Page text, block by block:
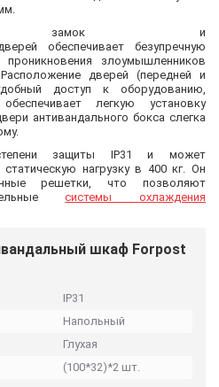
замок и
обеспечивает безупречную
злоумышленников
дверей (передней и
доступ к оборудованию,
легкую установку
антивандального бокса слегка
защиты IP31 и может
нагрузку в 400 кг. Он
решетки, что позволяют
системы охлаждения
шкаф Forpost
IP31
Напольный
Глухая
(100*32)*2 шт.